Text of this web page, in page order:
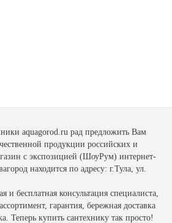
aquagorod.ru рад предложить Вам
продукции российских и
с экспозицией (ШоуРум) интернет-
находится по адресу: г.Тула, ул.
и бесплатная консультация специалиста,
гарантия, бережная доставка
Теперь купить сантехнику так просто!